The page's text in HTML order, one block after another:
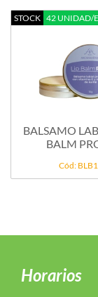
STOCK 42 UNIDAD/
BALSAMO
BALM
Cód: BLB1
Horarios